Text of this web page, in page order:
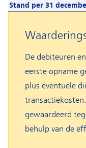
Stand per 31
De debiteuren
eerste opname
plus eventuele
gewaardeerd
behulp van de